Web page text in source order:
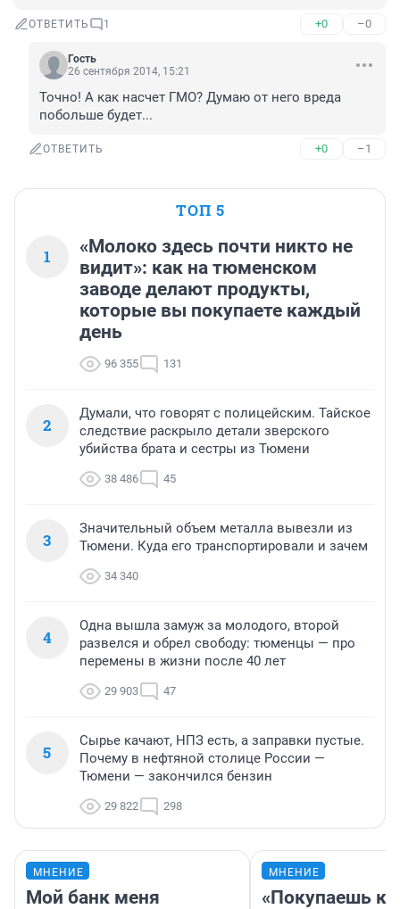
ОТВЕТИТЬ 1 +0 –0
Гость
26 сентября 2014, 15:21
Точно! А как насчет ГМО? Думаю от него вреда
побольше будет...
ОТВЕТИТЬ +0 –1
ТОП 5
1
«Молоко здесь почти никто не
видит»: как на тюменском
заводе делают продукты,
которые вы покупаете каждый
день
96 355 131
2
Думали, что говорят с полицейским. Тайское
следствие раскрыло детали зверского
убийства брата и сестры из Тюмени
38 486 45
3
Значительный объем металла вывезли из
Тюмени. Куда его транспортировали и зачем
34 340
4
Одна вышла замуж за молодого, второй
развелся и обрел свободу: тюменцы — про
перемены в жизни после 40 лет
29 903 47
5
Сырье качают, НПЗ есть, а заправки пустые.
Почему в нефтяной столице России —
Тюмени — закончился бензин
29 822 298
МНЕНИЕ
Мой банк меня
МНЕНИЕ
«Покупаешь